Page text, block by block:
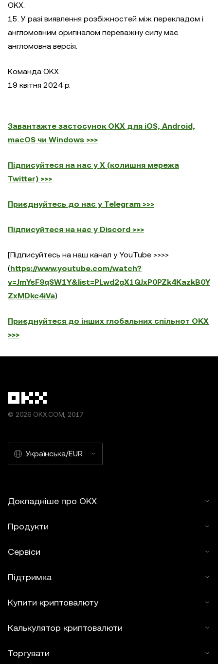
OKX.
15. У разі виявлення розбіжностей між перекладом і
англомовним оригіналом переважну силу має
англомовна версія.
Команда OKX
19 квітня 2024 р.
Завантажте застосунок OKX для iOS, Android,
macOS чи Windows >>>
Підписуйтеся на нас у X (колишня мережа
Twitter) >>>
Приєднуйтесь до нас у Telegram >>>
Підписуйтеся на нас у Discord >>>
[Підписуйтесь на наш канал у YouTube >>>>
(https://www.youtube.com/watch?
v=JmYsF9qSW1Y&list=PLwd2gX1QJxP0PZk4KazkB0Y
ZxMDkc4iVa)
Приєднуйтеся до інших глобальних спільнот OKX
>>>
© 2026 OKX.COM, 2017
Українська/EUR
Докладніше про OKX
Продукти
Сервіси
Підтримка
Купити криптовалюту
Калькулятор криптовалюти
Торгувати